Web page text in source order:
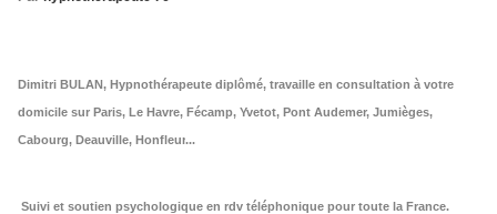
Dimitri BULAN, Hypnothérapeute diplômé, travaille en consultation à votre
domicile sur Paris, Le Havre, Fécamp, Yvetot, Pont Audemer, Jumièges,
Cabourg, Deauville, Honfleur...
Suivi et soutien psychologique en rdv téléphonique pour toute la France.